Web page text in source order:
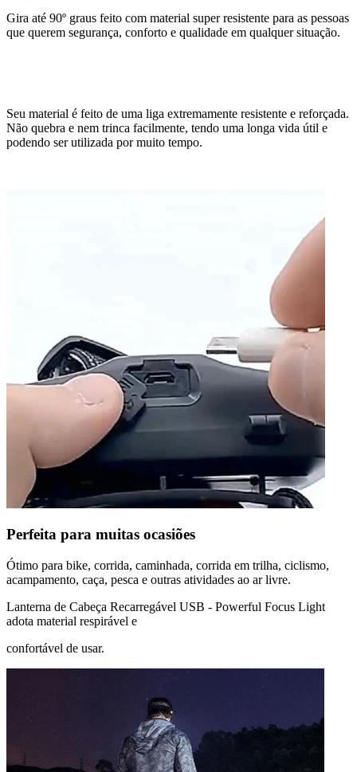
Gira até 90º graus feito com material super resistente para as pessoas
que querem segurança, conforto e qualidade em qualquer situação.
Seu material é feito de uma liga extremamente resistente e reforçada.
Não quebra e nem trinca facilmente, tendo uma longa vida útil e
podendo ser utilizada por muito tempo.
Perfeita para muitas ocasiões
Ótimo para bike, corrida, caminhada, corrida em trilha, ciclismo,
acampamento, caça, pesca e outras atividades ao ar livre.
Lanterna de Cabeça Recarregável USB - Powerful Focus Light
adota material respirável e
confortável de usar.